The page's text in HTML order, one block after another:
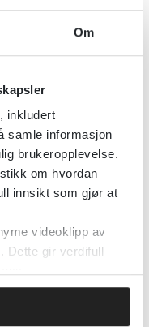
Om
inkludert
samle informasjon
brukeropplevelse.
om hvordan
innsikt som gjør at
videoklipp av
Dette gir verdifull
Senter for omsorgsforskning 2023